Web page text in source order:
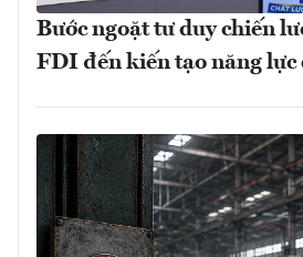
Bước ngoặt tư duy chiến
FDI đến kiến tạo năng lực